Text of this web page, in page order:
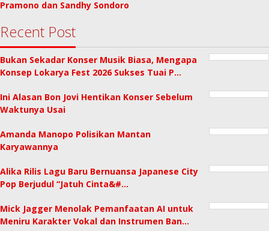
Pramono dan Sandhy Sondoro
Recent Post
Bukan Sekadar Konser Musik Biasa, Mengapa
Konsep Lokarya Fest 2026 Sukses Tuai P…
Ini Alasan Bon Jovi Hentikan Konser Sebelum
Waktunya Usai
Amanda Manopo Polisikan Mantan
Karyawannya
Alika Rilis Lagu Baru Bernuansa Japanese City
Pop Berjudul “Jatuh Cinta&#…
Mick Jagger Menolak Pemanfaatan AI untuk
Meniru Karakter Vokal dan Instrumen Ban…